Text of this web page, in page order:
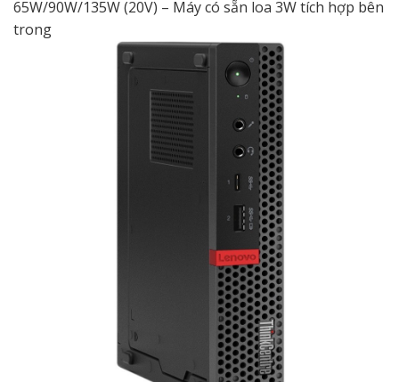
65W/90W/135W (20V) – Máy có sẵn loa 3W tích hợp bên
trong